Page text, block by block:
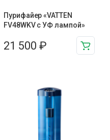
Пурифайер «VATTEN
FV48WKV с УФ лампой»
21 500 ₽